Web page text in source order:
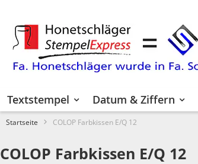
Zum
Inhalt
springen
Textstempel Datum & Ziffern
Startseite COLOP Farbkissen E/Q 12
COLOP Farbkissen E/Q 12